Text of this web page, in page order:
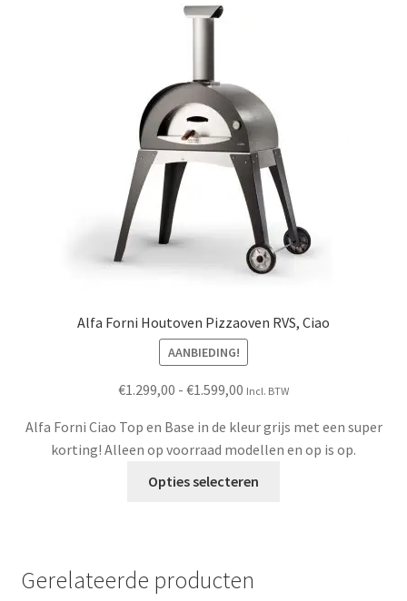
Alfa Forni Houtoven Pizzaoven RVS, Ciao
AANBIEDING!
€1.299,00 - €1.599,00 Prijsklasse:
tot
€1.599,00
Incl. BTW
Alfa Forni Ciao Top en Base in de kleur grijs met een super
korting! Alleen op voorraad modellen en op is op.
Opties selecteren
Gerelateerde producten